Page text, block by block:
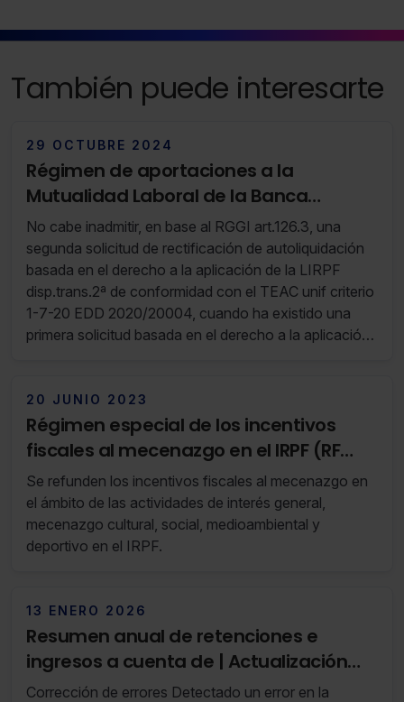
También puede interesarte
29 OCTUBRE 2024
Régimen de aportaciones a la
Mutualidad Laboral de la Banca
anteriores a 1-1-1967 (RF 43/24 22 de
Octubre de 2024 al 28 de Octubre de
2024)
No cabe inadmitir, en base al RGGI art.126.3, una
segunda solicitud de rectificación de autoliquidación
basada en el derecho a la aplicación de la LIRPF
disp.trans.2ª de conformidad con el TEAC unif criterio
1-7-20 EDD 2020/20004, cuando ha existido una
primera solicitud basada en el derecho a la aplicación
practicándose liquidación provisional sin que se
interpusiera recurso frente a la misma.
20 JUNIO 2023
Régimen especial de los incentivos
fiscales al mecenazgo en el IRPF (RF
24/23 13 de Junio de 2023 al 19 de Junio
de 2023)
Se refunden los incentivos fiscales al mecenazgo en
el ámbito de las actividades de interés general,
mecenazgo cultural, social, medioambiental y
deportivo en el IRPF.
13 ENERO 2026
Resumen anual de retenciones e
ingresos a cuenta de | Actualización
enero 2026 (RF 03/26)
Corrección de errores Detectado un error en la